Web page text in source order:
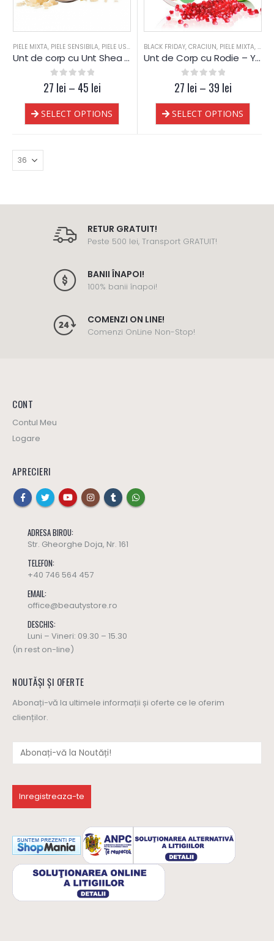
PIELE MIXTA, PIELE SENSIBILA, PIELE USCATA ,TEN DESHIDRATAT,UNT CORP, UNT SHEA
Unt de corp cu Unt Shea – Yamuna
0 out of 5
27 lei – 45 lei
SELECT OPTIONS
BLACK FRIDAY, CRACIUN, PIELE MIXTA,
Unt de Corp cu Rodie – Yamuna
0 out of 5
27 lei – 39 lei
SELECT OPTIONS
RETUR GRATUIT!
Peste 500 lei, Transport GRATUIT!
BANII ÎNAPOI!
100% banii înapoi!
COMENZI ON LINE!
Comenzi OnLine Non-Stop!
CONT
Contul Meu
Logare
APRECIERI
ADRESA BIROU:
Str. Gheorghe Doja, Nr. 161
TELEFON:
+40 746 564 457
EMAIL:
office@beautystore.ro
DESCHIS:
Luni – Vineri: 09.30 – 15.30
(in rest on-line)
NOUTĂȘI ȘI OFERTE
Abonați-vă la ultimele informații și oferte ce le oferim
clienților.